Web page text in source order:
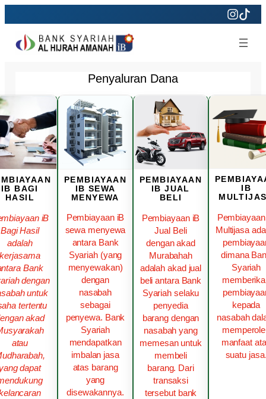
to
content
Penyaluran Dana
IB BAGI
HASIL
iB
Bagi Hasil
adalah
kerjasama
Bank
dengan
untuk
tertentu
akad
atau
dapat
PEMBIAYAAN
IB SEWA
MENYEWA
Pembiayaan iB
sewa menyewa
antara Bank
Syariah (yang
menyewakan)
dengan
nasabah
sebagai
penyewa. Bank
Syariah
mendapatkan
imbalan jasa
atas barang
yang
disewakannya.
PEMBIAYAAN
IB JUAL
BELI
Pembiayaan iB
Jual Beli
dengan akad
Murabahah
adalah akad jual
beli antara Bank
Syariah selaku
penyedia
barang dengan
nasabah yang
memesan untuk
membeli
barang. Dari
transaksi
tersebut bank
IB
Multijasa
dimana
Syariah
kepada
nasabah
manfaat
suatu